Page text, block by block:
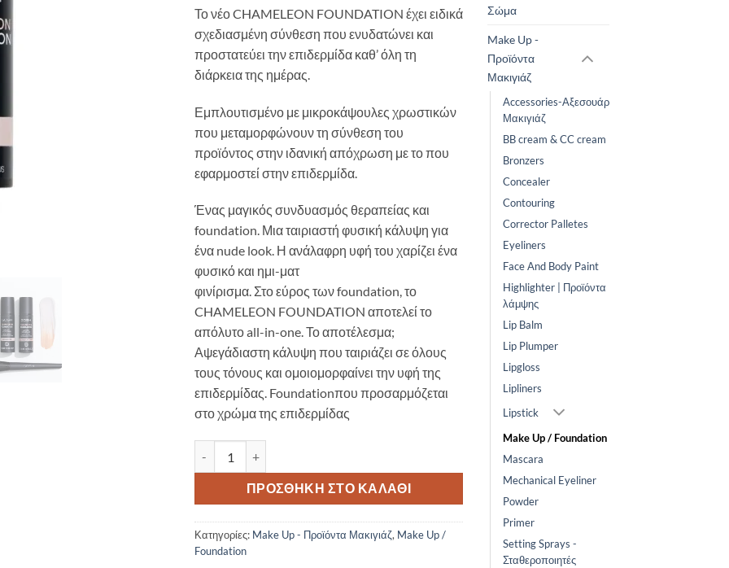
Το νέο CHAMELEON FOUNDATION έχει ειδικά
σχεδιασμένη σύνθεση που ενυδατώνει και
προστατεύει την επιδερμίδα καθ’ όλη τη
διάρκεια της ημέρας.
Εμπλουτισμένο με μικροκάψουλες χρωστικών
που μεταμορφώνουν τη σύνθεση του
προϊόντος στην ιδανική απόχρωση με το που
εφαρμοστεί στην επιδερμίδα.
Ένας μαγικός συνδυασμός θεραπείας και
foundation. Μια ταιριαστή φυσική κάλυψη για
ένα nude look. Η ανάλαφρη υφή του χαρίζει ένα
φυσικό και ημι-ματ
φινίρισμα. Στο εύρος των foundation, το
CHAMELEON FOUNDATION αποτελεί το
απόλυτο all-in-one. Το αποτέλεσμα;
Αψεγάδιαστη κάλυψη που ταιριάζει σε όλους
τους τόνους και ομοιομορφαίνει την υφή της
επιδερμίδας. Foundationπου προσαρμόζεται
στο χρώμα της επιδερμίδας
ΠΡΟΣΘΉΚΗ ΣΤΟ ΚΑΛΆΘΙ
Κατηγορίες: Make Up - Προϊόντα Μακιγιάζ, Make Up /
Foundation
Σώμα
Make Up -
Προϊόντα
Μακιγιάζ
Accessories-Αξεσουάρ
Μακιγιάζ
BB cream & CC cream
Bronzers
Concealer
Contouring
Corrector Palletes
Eyeliners
Face And Body Paint
Highlighter | Προϊόντα
λάμψης
Lip Balm
Lip Plumper
Lipgloss
Lipliners
Lipstick
Make Up / Foundation
Mascara
Mechanical Eyeliner
Powder
Primer
Setting Sprays -
Σταθεροποιητές